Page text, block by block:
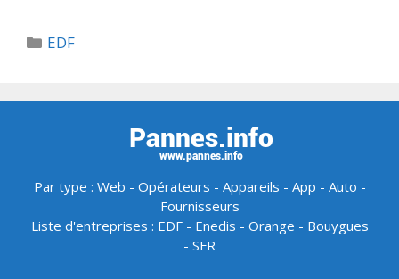
Catégories
EDF
Par type : Web - Opérateurs - Appareils - App - Auto -
Fournisseurs
Liste d'entreprises : EDF- Enedis - Orange - Bouygues
- SFR